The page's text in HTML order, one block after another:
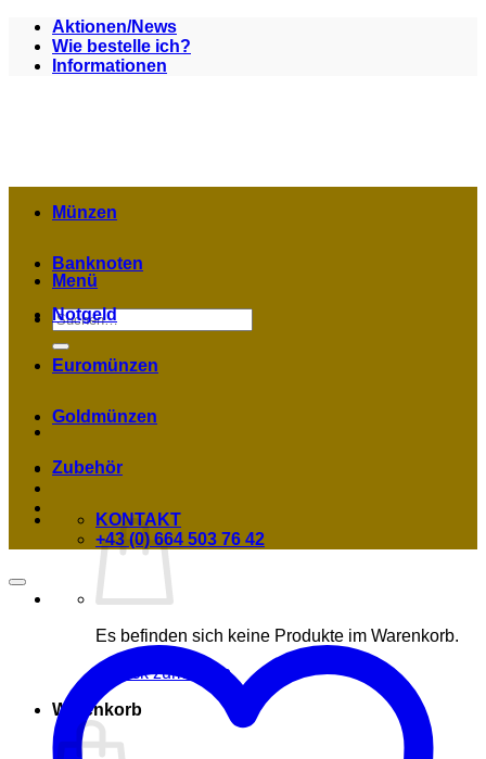
Zum
Inhalt
springen
Aktionen/News
Wie bestelle ich?
Informationen
Menü
Suchen
nach:
Es befinden sich keine Produkte im Warenkorb.
Zurück zum Shop
Warenkorb
Münzen
Banknoten
Notgeld
Euromünzen
Goldmünzen
Zubehör
KONTAKT
+43 (0) 664 503 76 42